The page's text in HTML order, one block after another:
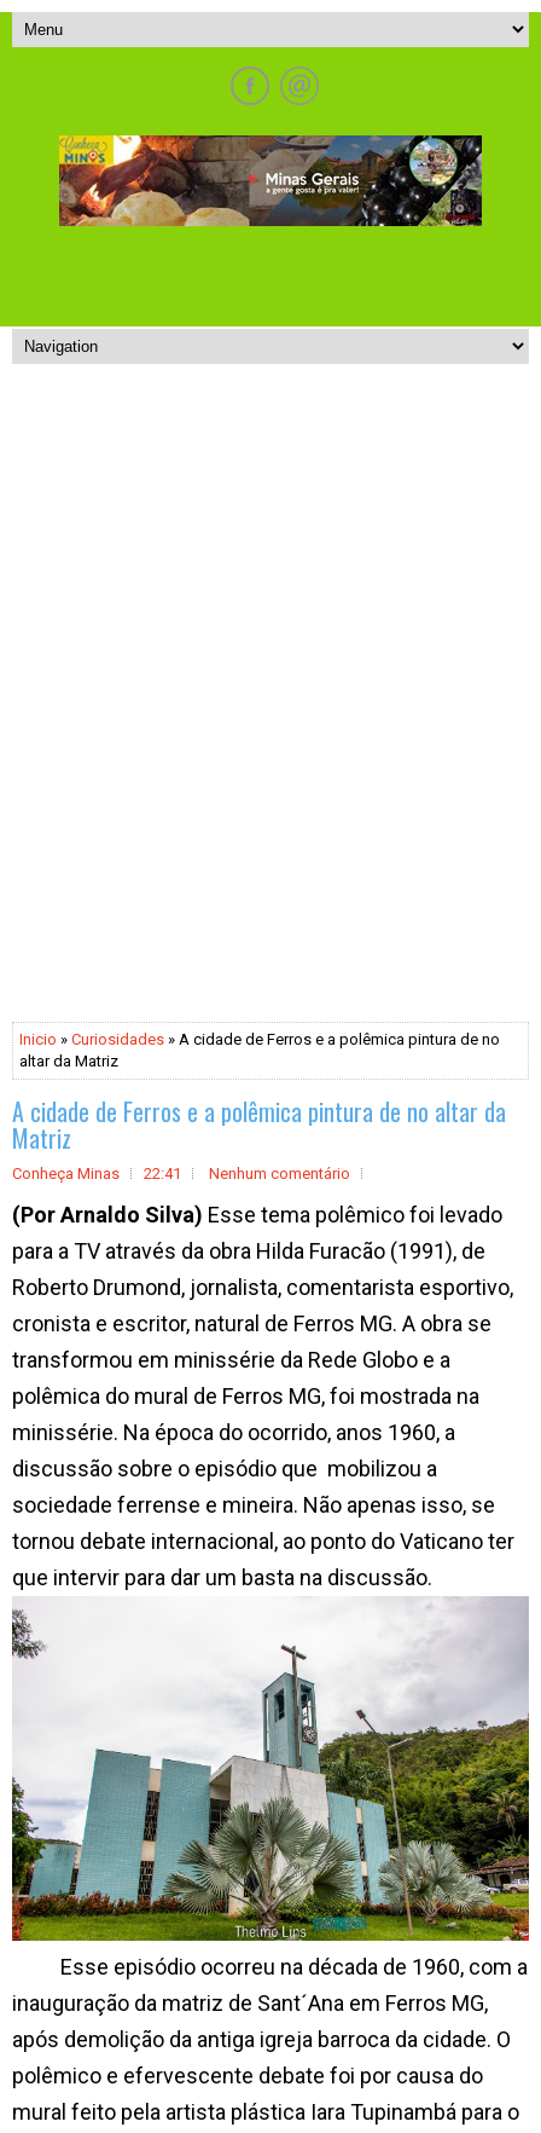
Inicio » Curiosidades » A cidade de Ferros e a polêmica pintura de no
altar da Matriz
A cidade de Ferros e a polêmica pintura de no altar da
Matriz
Conheça Minas 22:41 Nenhum comentário
(Por Arnaldo Silva) Esse tema polêmico foi levado
para a TV através da obra Hilda Furacão (1991), de
Roberto Drumond, jornalista, comentarista esportivo,
cronista e escritor, natural de Ferros MG. A obra se
transformou em minissérie da Rede Globo e a
polêmica do mural de Ferros MG, foi mostrada na
minissérie. Na época do ocorrido, anos 1960, a
discussão sobre o episódio que mobilizou a
sociedade ferrense e mineira. Não apenas isso, se
tornou debate internacional, ao ponto do Vaticano ter
que intervir para dar um basta na discussão.
Esse episódio ocorreu na década de 1960, com a
inauguração da matriz de Sant´Ana em Ferros MG,
após demolição da antiga igreja barroca da cidade. O
polêmico e efervescente debate foi por causa do
mural feito pela artista plástica Iara Tupinambá para o